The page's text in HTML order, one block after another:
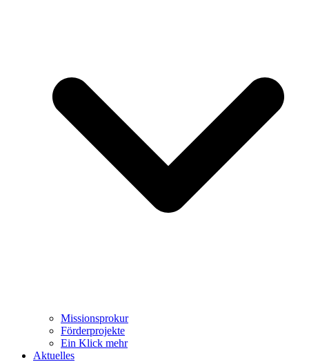
Missionsprokur
Förderprojekte
Ein Klick mehr
Aktuelles